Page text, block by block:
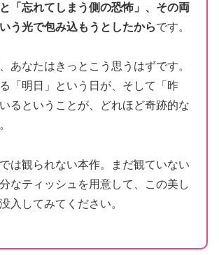
「忘れてしまう側の恐怖」、その両
う光で包み込もうとしたからです。
あなたはきっとこう思うはずです。
「明日」という日が、そして「昨
るということが、どれほど奇跡的な
は観られない本作。まだ観ていない
なティッシュを用意して、この美し
入してみてください。